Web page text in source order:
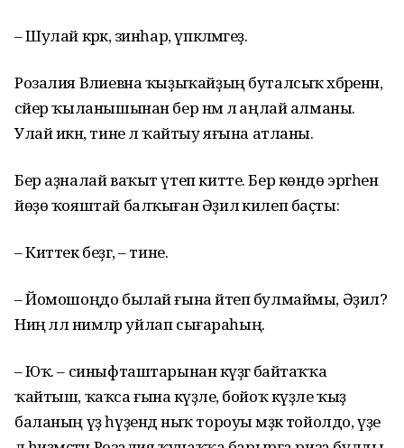
– Шулай кәрәк, зинһар, үпкәләмәгеҙ.
Розалия Вәлиевна ҡыҙыҡайҙың буталсыҡ хәбәренән,
сәйер ҡыланышынан бер нәмә лә аңлай алманы.
Улай икән, тине лә ҡайтыу яғына атланы.
Бер аҙналай ваҡыт үтеп китте. Бер көндө эргәһенә
йөҙө ҡояштай балҡыған Әҙилә килеп баҫты:
– Киттек беҙгә, – тине.
– Йомошоңдо былай ғына әйтеп булмаймы, Әҙилә?
Ниңә әллә нимәләр уйлап сығараһың.
– Юҡ. – синыфташтарынан кәүҙәгә байтаҡҡа
ҡайтыш, ҡаҡса ғына кәүҙәле, бойоҡ күҙле ҡыҙ
баланың үҙ һүҙендә ныҡ тороуы мәҙәк тойолдо, үҙе